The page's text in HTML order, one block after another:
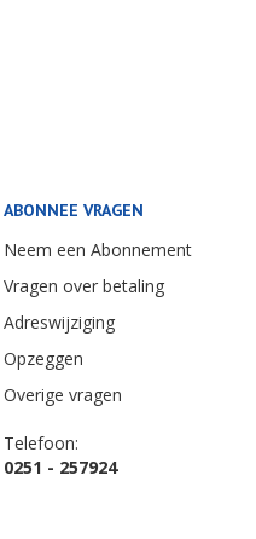
ABONNEE VRAGEN
Neem een Abonnement
Vragen over betaling
Adreswijziging
Opzeggen
Overige vragen
Telefoon:
0251 - 257924